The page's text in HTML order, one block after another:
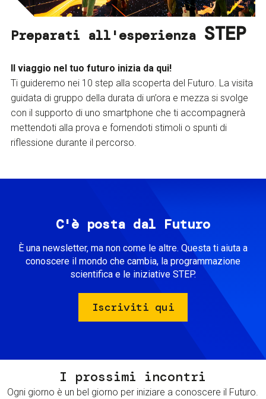
Preparati all'esperienza STEP
Il viaggio nel tuo futuro inizia da qui!
Ti guideremo nei 10 step alla scoperta del Futuro. La visita
guidata di gruppo della durata di un’ora e mezza si svolge
con il supporto di uno smartphone che ti accompagnerà
mettendoti alla prova e fornendoti stimoli o spunti di
riflessione durante il percorso.
C'è posta dal Futuro
È una newsletter, ma non come le altre. Questa ti aiuta a
conoscere il mondo che cambia, la programmazione
scientifica e le iniziative STEP.
Iscriviti qui
I prossimi incontri
Ogni giorno è un bel giorno per iniziare a conoscere il Futuro.